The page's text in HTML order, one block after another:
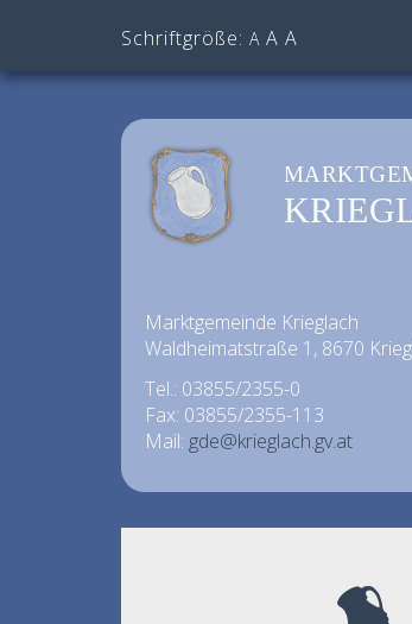
Schriftgröße: A A A
Marktgemeinde Krieglach
Waldheimatstraße 1, 8670
Tel.: 03855/2355-0
Fax: 03855/2355-113
Mail: gde@krieglach.gv.at